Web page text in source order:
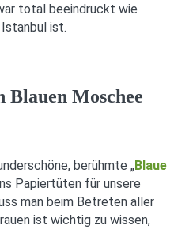
total beeindruckt wie
ist.
Blauen Moschee
berühmte „Blaue
Papiertüten für unsere
man beim Betreten aller
ist wichtig zu wissen,